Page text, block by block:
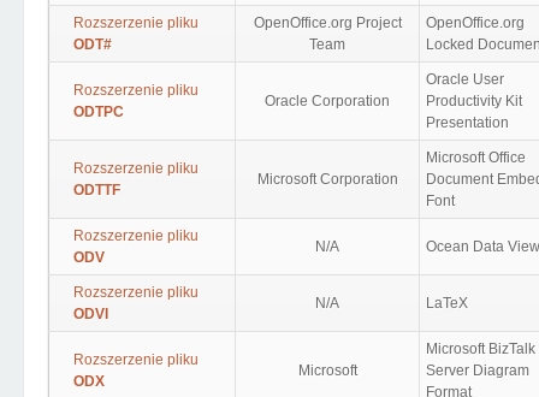
Rozszerzenie pliku
ODT#
OpenOffice.org Project
Team
OpenOffice.org
Locked
Rozszerzenie pliku
ODTPC
Oracle Corporation
Oracle User
Productivity Kit
Presentation
Rozszerzenie pliku
ODTTF
Microsoft Corporation
Microsoft Office
Document
Font
Rozszerzenie pliku
ODV
N/A Ocean Data
Rozszerzenie pliku
ODVI
N/A LaTeX
Rozszerzenie pliku
ODX
Microsoft
Microsoft BizTalk
Server Diagram
Format